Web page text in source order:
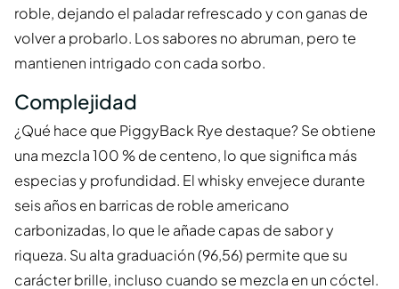
roble, dejando el paladar refrescado y con ganas de
volver a probarlo. Los sabores no abruman, pero te
mantienen intrigado con cada sorbo.
Complejidad
¿Qué hace que PiggyBack Rye destaque? Se obtiene
una mezcla 100 % de centeno, lo que significa más
especias y profundidad. El whisky envejece durante
seis años en barricas de roble americano
carbonizadas, lo que le añade capas de sabor y
riqueza. Su alta graduación (96,56) permite que su
carácter brille, incluso cuando se mezcla en un cóctel.